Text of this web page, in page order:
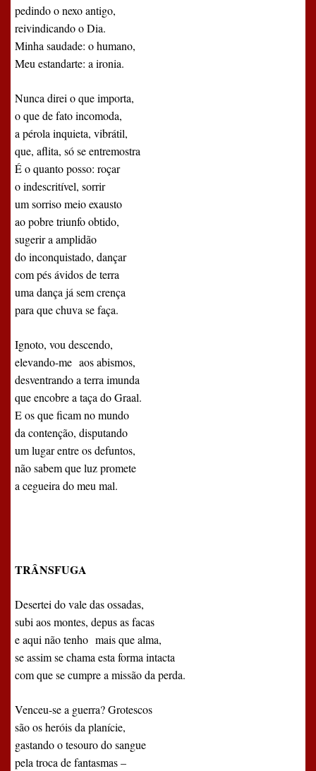
pedindo o nexo antigo,
reivindicando o Dia.
Minha saudade: o humano,
Meu estandarte: a ironia.
Nunca direi o que importa,
o que de fato incomoda,
a pérola inquieta, vibrátil,
que, aflita, só se entremostra
É o quanto posso: roçar
o indescritível, sorrir
um sorriso meio exausto
ao pobre triunfo obtido,
sugerir a amplidão
do inconquistado, dançar
com pés ávidos de terra
uma dança já sem crença
para que chuva se faça.
Ignoto, vou descendo,
elevando-me aos abismos,
desventrando a terra imunda
que encobre a taça do Graal.
E os que ficam no mundo
da contenção, disputando
um lugar entre os defuntos,
não sabem que luz promete
a cegueira do meu mal.
TRÂNSFUGA
Desertei do vale das ossadas,
subi aos montes, depus as facas
e aqui não tenho mais que alma,
se assim se chama esta forma intacta
com que se cumpre a missão da perda.
Venceu-se a guerra? Grotescos
são os heróis da planície,
gastando o tesouro do sangue
pela troca de fantasmas –